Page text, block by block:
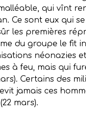
qui vînt
Ce sont eux qui
les premières
du groupe le fit
à feu, mais qui
Certains des
jamais ces
mars).